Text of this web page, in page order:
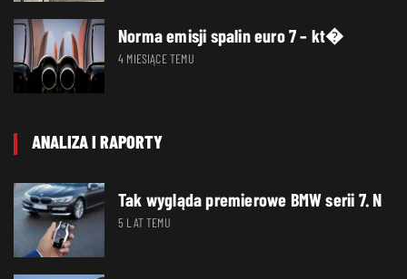
Norma emisji spalin euro 7 – kt�
4 MIESIĄCE TEMU
ANALIZA I RAPORTY
Tak wygląda premierowe BMW serii 7. N
5 LAT TEMU